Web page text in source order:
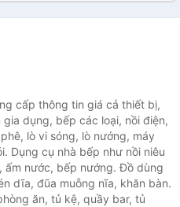
cấp thông tin giá cả thiết bị,
dụng, bếp các loại, nồi điện,
lò vi sóng, lò nướng, máy
Dụng cụ nhà bếp như nồi niêu
ấm nước, bếp nướng. Đồ dùng
dĩa, đũa muỗng nĩa, khăn bàn.
ăn, tủ kệ, quầy bar, tủ